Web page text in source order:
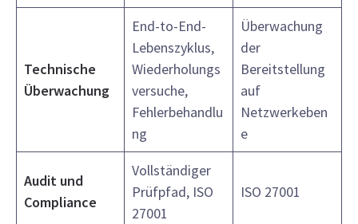
Technische
Überwachung
End-to-End-
Lebenszyklus,
Wiederholungs
versuche,
Fehlerbehandlu
ng
Überwachung
der
Bereitstellung
auf
Netzwerkeben
e
Audit und
Compliance
Vollständiger
Prüfpfad, ISO
27001
ISO 27001